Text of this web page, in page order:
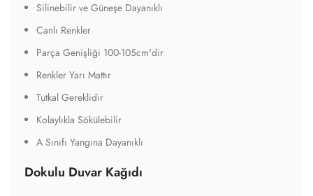
Silinebilir ve Güneşe Dayanıklı
Canlı Renkler
Parça Genişliği 100-105cm'dir
Renkler Yarı Mattır
Tutkal Gereklidir
Kolaylıkla Sökülebilir
A Sınıfı Yangına Dayanıklı
Dokulu Duvar Kağıdı